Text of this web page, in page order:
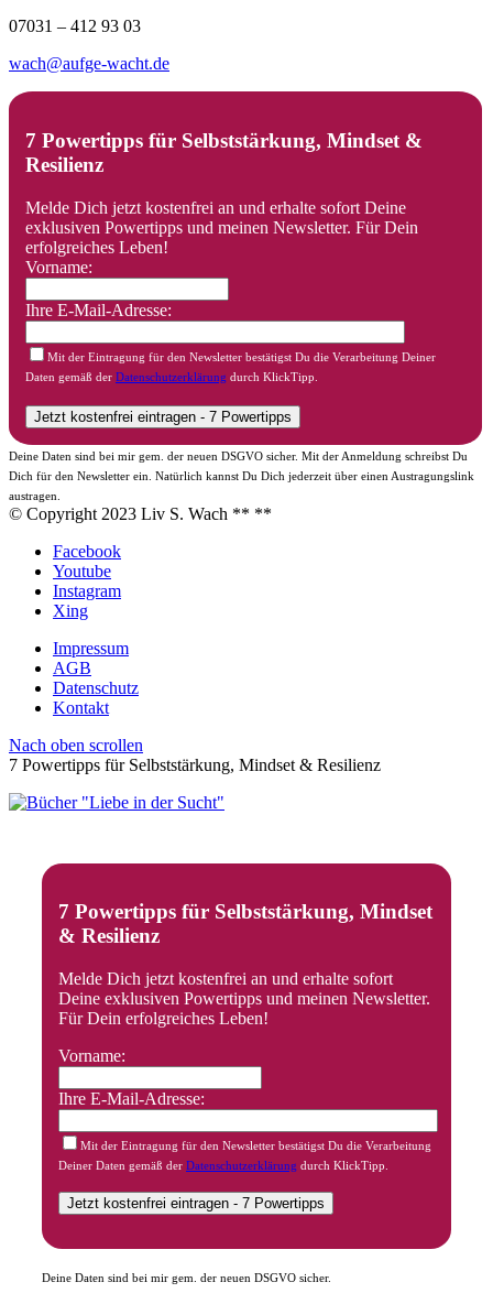
07031 – 412 93 03
wach@aufge-wacht.de
7 Powertipps für Selbststärkung, Mindset &
Resilienz
Melde Dich jetzt kostenfrei an und erhalte sofort Deine
exklusiven Powertipps und meinen Newsletter. Für Dein
erfolgreiches Leben!
Vorname:
Ihre E-Mail-Adresse:
Mit der Eintragung für den Newsletter bestätigst Du die Verarbeitung Deiner
Daten gemäß der Datenschutzerklärung durch KlickTipp.
Deine Daten sind bei mir gem. der neuen DSGVO sicher. Mit der Anmeldung schreibst Du
Dich für den Newsletter ein. Natürlich kannst Du Dich jederzeit über einen Austragungslink
austragen.
© Copyright 2023 Liv S. Wach ** **
Facebook
Youtube
Instagram
Xing
Impressum
AGB
Datenschutz
Kontakt
Nach oben scrollen
7 Powertipps für Selbststärkung, Mindset & Resilienz
7 Powertipps für Selbststärkung, Mindset
& Resilienz
Melde Dich jetzt kostenfrei an und erhalte sofort
Deine exklusiven Powertipps und meinen Newsletter.
Für Dein erfolgreiches Leben!
Vorname:
Ihre E-Mail-Adresse:
Mit der Eintragung für den Newsletter bestätigst Du die Verarbeitung
Deiner Daten gemäß der Datenschutzerklärung durch KlickTipp.
Deine Daten sind bei mir gem. der neuen DSGVO sicher.